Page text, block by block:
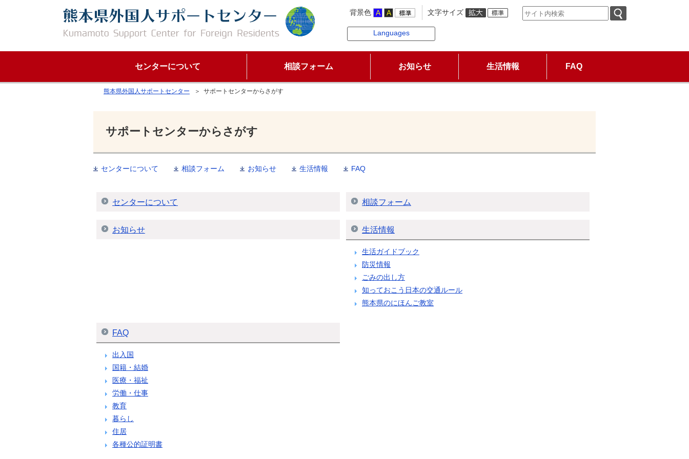
背景色 文字サイズ
Languages
センターについて 相談フォーム お知らせ 生活情報 FAQ
熊本県外国人サポートセンター ＞ サポートセンターからさがす
サポートセンターからさがす
センターについて 相談フォーム お知らせ 生活情報 FAQ
センターについて 相談フォーム
お知らせ 生活情報
生活ガイドブック
防災情報
ごみの出し方
知っておこう日本の交通ルール
熊本県のにほんご教室
FAQ
出入国
国籍・結婚
医療・福祉
労働・仕事
教育
暮らし
住居
各種公的証明書